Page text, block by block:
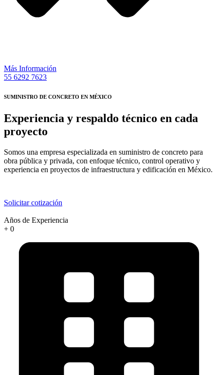
Más Información
55 6292 7623
SUMINISTRO DE CONCRETO EN MÉXICO
Experiencia y respaldo técnico en cada
proyecto
Somos una empresa especializada en suministro de concreto para
obra pública y privada, con enfoque técnico, control operativo y
experiencia en proyectos de infraestructura y edificación en México.
Solicitar cotización
Años de Experiencia
+ 0